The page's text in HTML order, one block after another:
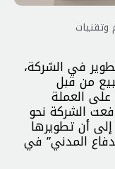
وتقنيات
في الشركة،
من قبل
على العملة
الشركة نحو
أن تطويرها
المدني” في